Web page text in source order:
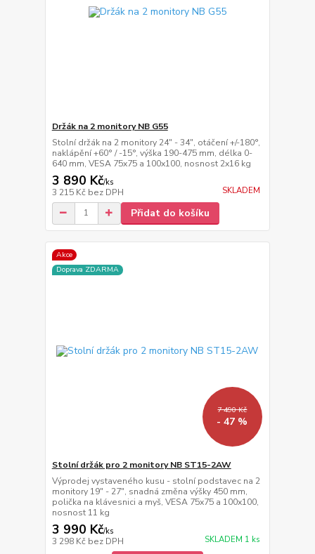
Držák na 2 monitory NB G55
Stolní držák na 2 monitory 24" - 34", otáčení +/-180°,
naklápění +60° / -15°, výška 190-475 mm, délka 0-
640 mm, VESA 75x75 a 100x100, nosnost 2x16 kg
3 890 Kč/ks
3 215 Kč bez DPH SKLADEM
Přidat do košíku
Akce
Doprava ZDARMA
7 490 Kč
- 47 %
Stolní držák pro 2 monitory NB ST15-2AW
Výprodej vystaveného kusu - stolní podstavec na 2
monitory 19" - 27", snadná změna výšky 450 mm,
polička na klávesnici a myš, VESA 75x75 a 100x100,
nosnost 11 kg
3 990 Kč/ks
3 298 Kč bez DPH SKLADEM 1 ks